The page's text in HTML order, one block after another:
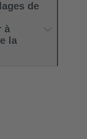
de
à
la